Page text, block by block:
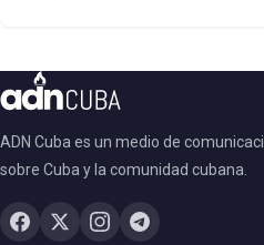
ADN Cuba es un medio de
sobre Cuba y la comunidad cubana.